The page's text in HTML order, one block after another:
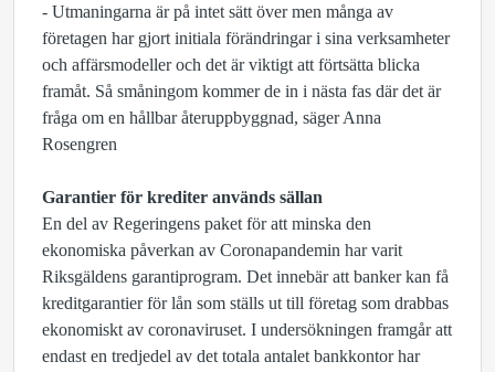
- Utmaningarna är på intet sätt över men många av
företagen har gjort initiala förändringar i sina verksamheter
och affärsmodeller och det är viktigt att förtsätta blicka
framåt. Så småningom kommer de in i nästa fas där det är
fråga om en hållbar återuppbyggnad, säger Anna
Rosengren
Garantier för krediter används sällan
En del av Regeringens paket för att minska den
ekonomiska påverkan av Coronapandemin har varit
Riksgäldens garantiprogram. Det innebär att banker kan få
kreditgarantier för lån som ställs ut till företag som drabbas
ekonomiskt av coronaviruset. I undersökningen framgår att
endast en tredjedel av det totala antalet bankkontor har